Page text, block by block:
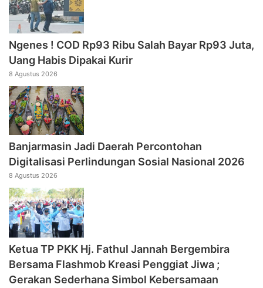
Ngenes ! COD Rp93 Ribu Salah Bayar Rp93 Juta,
Uang Habis Dipakai Kurir
8 Agustus 2026
Banjarmasin Jadi Daerah Percontohan
Digitalisasi Perlindungan Sosial Nasional 2026
8 Agustus 2026
‎Ketua TP PKK Hj. Fathul Jannah Bergembira
Bersama Flashmob Kreasi Penggiat Jiwa ;
Gerakan Sederhana Simbol Kebersamaan